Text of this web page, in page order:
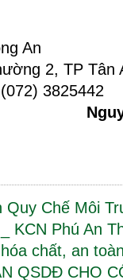
An
2, TP Tân
3825442
Quy Chế Môi
KCN Phú An
chất, an
QSDĐ CHO